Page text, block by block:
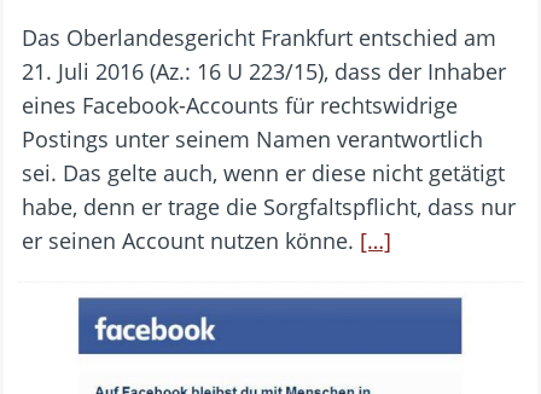
Das Oberlandesgericht Frankfurt entschied am
21. Juli 2016 (Az.: 16 U 223/15), dass der Inhaber
eines Facebook-Accounts für rechtswidrige
Postings unter seinem Namen verantwortlich
sei. Das gelte auch, wenn er diese nicht getätigt
habe, denn er trage die Sorgfaltspflicht, dass nur
er seinen Account nutzen könne. […]